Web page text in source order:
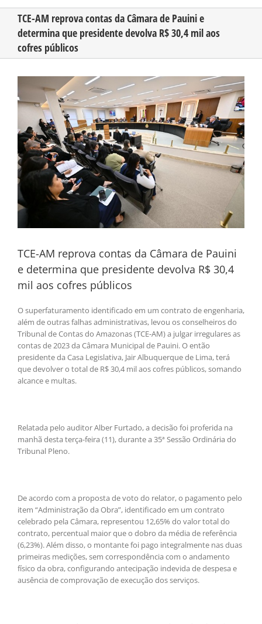
CONHEÇA O AMAZONAS
PUBLICIDADE
CONTATO
TCE-AM reprova contas da Câmara de Pauini e
determina que presidente devolva R$ 30,4 mil aos
cofres públicos
Larger
Image
TCE-AM reprova contas da Câmara de Pauini
e determina que presidente devolva R$ 30,4
mil aos cofres públicos
O superfaturamento identificado em um contrato de engenharia,
além de outras falhas administrativas, levou os conselheiros do
Tribunal de Contas do Amazonas (TCE-AM) a julgar irregulares as
contas de 2023 da Câmara Municipal de Pauini. O então
presidente da Casa Legislativa, Jair Albuquerque de Lima, terá
que devolver o total de R$ 30,4 mil aos cofres públicos, somando
alcance e multas.
Relatada pelo auditor Alber Furtado, a decisão foi proferida na
manhã desta terça-feira (11), durante a 35ª Sessão Ordinária do
Tribunal Pleno.
De acordo com a proposta de voto do relator, o pagamento pelo
item “Administração da Obra”, identificado em um contrato
celebrado pela Câmara, representou 12,65% do valor total do
contrato, percentual maior que o dobro da média de referência
(6,23%). Além disso, o montante foi pago integralmente nas duas
primeiras medições, sem correspondência com o andamento
físico da obra, configurando antecipação indevida de despesa e
ausência de comprovação de execução dos serviços.